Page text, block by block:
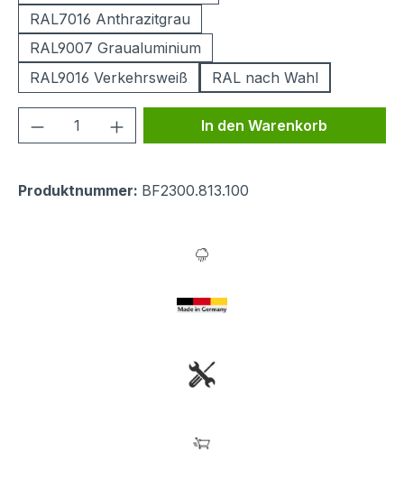
RAL7016 Anthrazitgrau
RAL9007 Graualuminium
RAL9016 Verkehrsweiß
RAL nach Wahl
Produkt Anzahl: Gib denIn den Warenkorb
Produktnummer: BF2300.813.100